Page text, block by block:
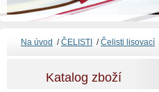
Katalog zboží
Na úvod /ČELISTI /Čelisti lisovací